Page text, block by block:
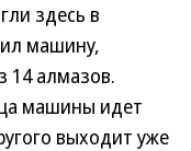
здесь в
машину,
14 алмазов.
машины идет
выходит уже